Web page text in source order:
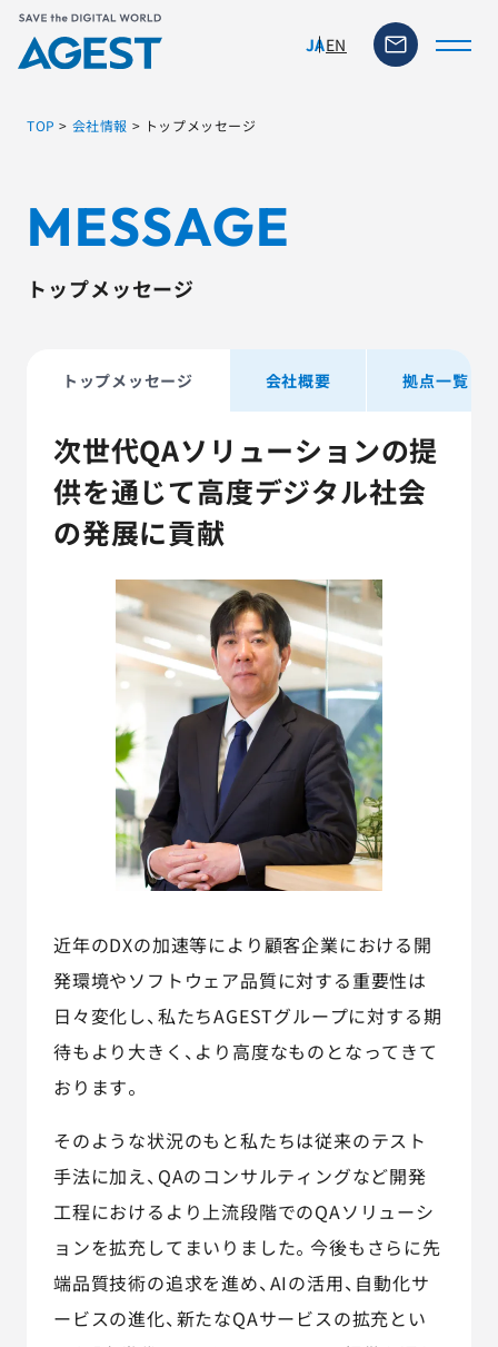
JAEN
TFACT (AIテストツール)
ニュース
AGESTの強み
サービス詳細資料 見積・お問い合わせ
03-6865-4864
（平日9:30〜18:00）
※その他のご連絡は03-5333-1246
TOP > 会社情報 > トップメッセージ
MESSAGE
トップメッセージ
トップメッセージ 会社概要 拠点一覧
次世代QAソリューションの提
供を通じて高度デジタル社会
の発展に貢献
近年のDXの加速等により顧客企業における開
発環境やソフトウェア品質に対する重要性は
日々変化し、私たちAGESTグループに対する期
待もより大きく、より高度なものとなってきて
おります。
そのような状況のもと私たちは従来のテスト
手法に加え、QAのコンサルティングなど開発
工程におけるより上流段階でのQAソリューシ
ョンを拡充してまいりました。今後もさらに先
端品質技術の追求を進め、AIの活用、自動化サ
ービスの進化、新たなQAサービスの拡充とい